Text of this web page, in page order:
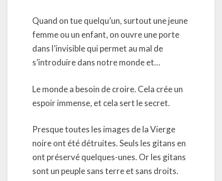
Quand on tue quelqu’un, surtout une jeune
femme ou un enfant, on ouvre une porte
dans l’invisible qui permet au mal de
s’introduire dans notre monde et…
Le monde a besoin de croire. Cela crée un
espoir immense, et cela sert le secret.
Presque toutes les images de la Vierge
noire ont été détruites. Seuls les gitans en
ont préservé quelques-unes. Or les gitans
sont un peuple sans terre et sans droits.